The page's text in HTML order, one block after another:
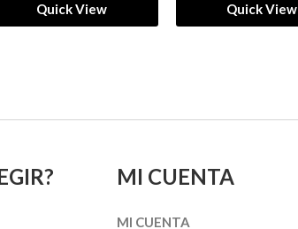
Quick View Quick View
MI CUENTA
MI CUENTA